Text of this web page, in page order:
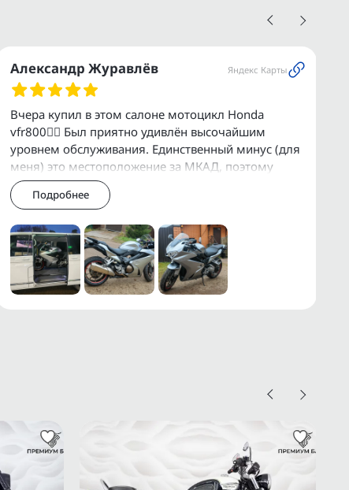
Александр Журавлёв Яндекс Карты
Вчера купил в этом салоне мотоцикл Honda
vfr800👍🏻 Был приятно удивлён высочайшим
уровнем обслуживания. Единственный минус (для
меня) это местоположение за МКАД, поэтому
приехал в Премиум Байк объехав все салоны в
Москве,Подробнее